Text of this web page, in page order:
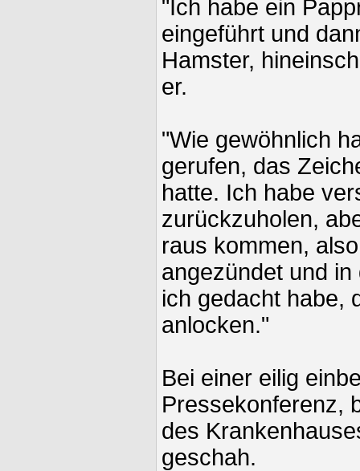
"Ich habe ein
eingeführt und
Hamster,
er.
"Wie gewöhnlich
gerufen, das
hatte. Ich habe
zurückzuholen,
raus kommen,
angezündet und
ich gedacht habe,
anlocken."
Bei einer eilig
Pressekonferenz,
des
geschah.